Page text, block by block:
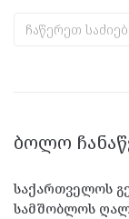
ᲑᲝᲚᲝ
საქართველოს
სამშობლოს